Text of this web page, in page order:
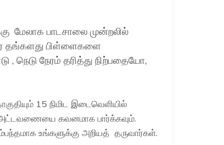
மேலாக பாடசாலை முன்றலில்
தங்களது பிள்ளைகளை
நெடு நேரம் தரித்து நிற்பதையோ,
15 நிமிட இடைவெளியில்
அட்டவணையை கவனமாக பார்க்கவும்.
உங்களுக்கு அறியத் தருவார்கள்.